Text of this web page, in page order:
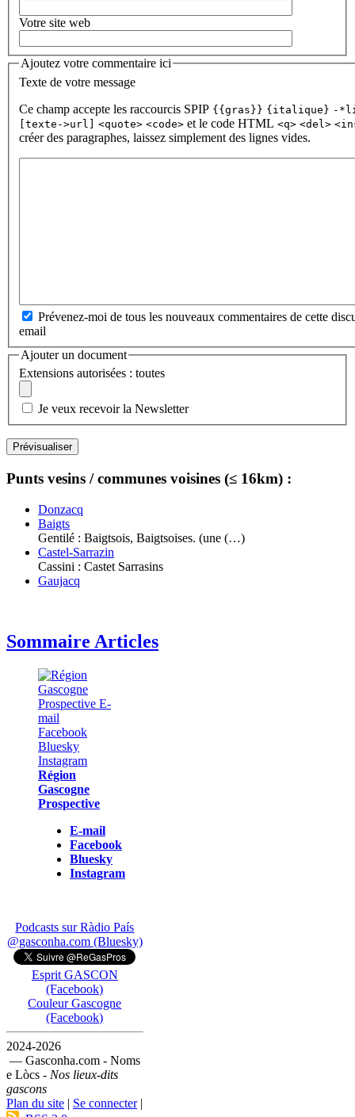
Votre site web
Ajoutez votre commentaire ici
Texte de votre message
Ce champ accepte les raccourcis SPIP {{gras}} {italique} -
[texte->url] <quote> <code> et le code HTML <q> <del>
créer des paragraphes, laissez simplement des lignes vides.
Prévenez-moi de tous les nouveaux commentaires de cette
email
Ajouter un document
Extensions autorisées : toutes
Je veux recevoir la Newsletter
Punts vesins / communes voisines (≤ 16km) :
Donzacq
Baigts
Gentilé : Baigtsois, Baigtsoises. (une (…)
Castel-Sarrazin
Cassini : Castet Sarrasins
Gaujacq
Sommaire Articles
Région
Gascogne
Prospective
E-mail
Facebook
Bluesky
Instagram
Podcasts sur Ràdio País
@gasconha.com (Bluesky)
Esprit GASCON
(Facebook)
Couleur Gascogne
(Facebook)
2024-2026
— Gasconha.com - Noms
e Lòcs - Nos lieux-dits
gascons
Plan du site | Se connecter|